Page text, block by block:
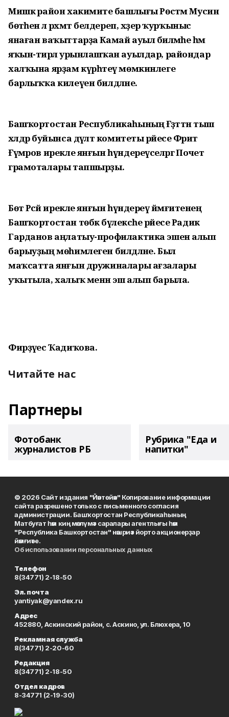
Мишкә район хакимиәте башлығы Рөстәм Мусин
бөтәһенә лә рәхмәт белдереп, хәҙер ҡурҡыныс
янаған ваҡыттарҙа Камай ауыл биләмәһе һәм
яҡын-тирәлә урынлашҡан ауылдар, райондар
халҡына ярҙам күрһәтеү мөмкинлеге
барлыҡҡа килеүен билдәләне.
Башҡортостан Республикаһының Ғәҙәттән тыш
хәлдәр буйынса дәүләт комитеты рәйесе Фәрит
Ғүмәров ирекле янғын һүндереүселәргә Почет
грамоталары тапшырҙы.
Бөтә Рәсәй ирекле янғын һүндереү йәмғиәтенең
Башҡортостан төбәк бүлексәһе рәйесе Радик
Гарданов аңлатыу-профилактика эшен алып
барыуҙың мөһимлеген билдәләне. Был
маҡсатта янғын дружиналары ағзалары
уҡытыла, халыҡ менән эш алып барыла.
Фирҙәүес Ҡадиҡова.
Читайте нас
Партнеры
Фотобанк
журналистов РБ
Рубрика "Еда и
напитки"
© 2026 Сайт издания "Йәнтөйәк" Копирование информации
сайта разрешено только с письменного согласия
администрации. Башҡортостан Республикаһының
Матбуғат һәм киң мәғлүмәт саралары агентлығы һәм
"Республика Башкортостан" нәшриәт йорто акционерҙар
йәмғиәте.
Об использовании персональных данных
Телефон
8(34771) 2-18-50
Эл. почта
yantiyak@yandex.ru
Адрес
452880, Аскинский район, с. Аскино, ул. Блюхера, 10
Рекламная служба
8(34771) 2-20-60
Редакция
8(34771) 2-18-50
Отдел кадров
8-34771 (2-19-30)